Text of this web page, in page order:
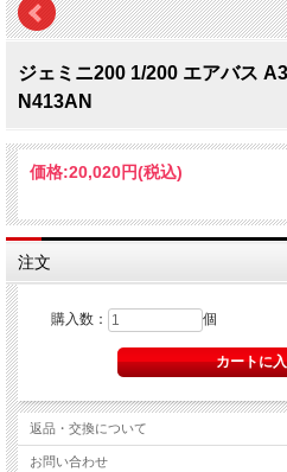
ジェミニ200 1/200 エアバス
N413AN
価格:20,020円(税込)
注文
購入数： 個
返品・交換について
お問い合わせ